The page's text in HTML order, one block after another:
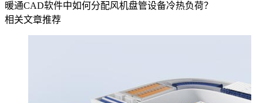
暖通CAD软件中如何分配风机盘管设备冷热负荷？
相关文章推荐